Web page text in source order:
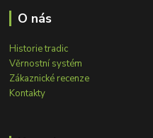
O nás
Historie tradic
Věrnostní systém
Zákaznické recenze
Kontakty